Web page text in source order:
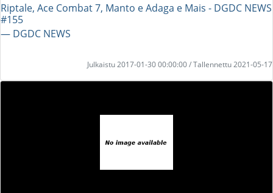
Riptale, Ace Combat 7, Manto e Adaga e Mais - DGDC NEWS
#155
― DGDC NEWS
Julkaistu 2017-01-30 00:00:00 / Tallennettu 2021-05-17